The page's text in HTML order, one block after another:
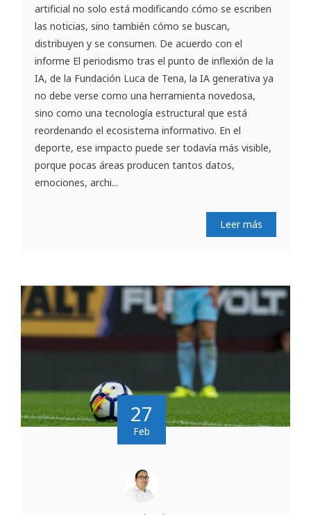
artificial no solo está modificando cómo se escriben
las noticias, sino también cómo se buscan,
distribuyen y se consumen. De acuerdo con el
informe El periodismo tras el punto de inflexión de la
IA, de la Fundación Luca de Tena, la IA generativa ya
no debe verse como una herramienta novedosa,
sino como una tecnología estructural que está
reordenando el ecosistema informativo. En el
deporte, ese impacto puede ser todavía más visible,
porque pocas áreas producen tantos datos,
emociones, archi...
Leer más
27
Feb